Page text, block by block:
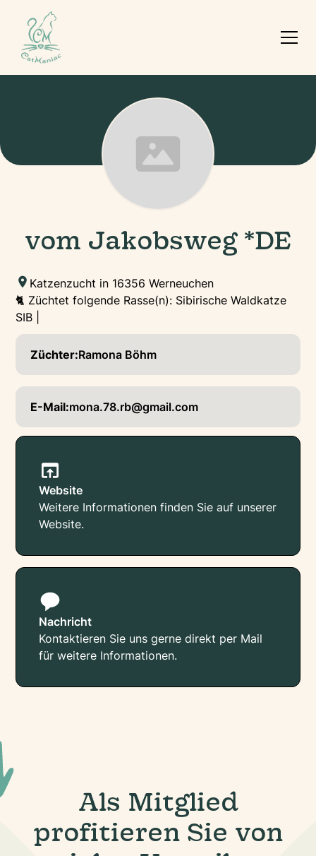
vom Jakobsweg *DE
Katzenzucht in 16356 Werneuchen
🐈 Züchtet folgende Rasse(n): Sibirische Waldkatze
SIB |
Züchter:Ramona Böhm
E-Mail:mona.78.rb@gmail.com
Website
Weitere Informationen finden Sie auf unserer
Website.
Nachricht
Kontaktieren Sie uns gerne direkt per Mail
für weitere Informationen.
Als Mitglied
profitieren Sie von